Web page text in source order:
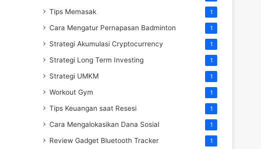
Tips Memasak 1
Cara Mengatur Pernapasan Badminton 1
Strategi Akumulasi Cryptocurrency 1
Strategi Long Term Investing 1
Strategi UMKM 1
Workout Gym 1
Tips Keuangan saat Resesi 1
Cara Mengalokasikan Dana Sosial 1
Review Gadget Bluetooth Tracker 1